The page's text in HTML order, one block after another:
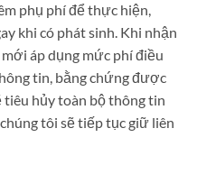
phụ phí để thực hiện,
khi có phát sinh. Khi nhận
áp dụng mức phí điều
tin, bằng chứng được
tiêu hủy toàn bộ thông tin
tôi sẽ tiếp tục giữ liên